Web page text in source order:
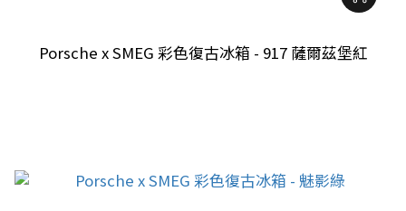
Porsche x SMEG 彩色復古冰箱 - 917 薩爾茲堡紅